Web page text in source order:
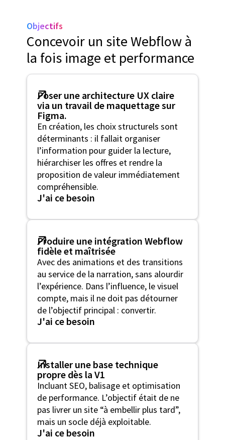
Objectifs
Concevoir un site Webflow à
la fois image et performance
Poser une architecture UX claire
via un travail de maquettage sur
Figma.
En création, les choix structurels sont
déterminants : il fallait organiser
l’information pour guider la lecture,
hiérarchiser les offres et rendre la
proposition de valeur immédiatement
compréhensible.
J'ai ce besoin
Produire une intégration Webflow
fidèle et maîtrisée
Avec des animations et des transitions
au service de la narration, sans alourdir
l’expérience. Dans l’influence, le visuel
compte, mais il ne doit pas détourner
de l’objectif principal : convertir.
J'ai ce besoin
Installer une base technique
propre dès la V1
Incluant SEO, balisage et optimisation
de performance. L’objectif était de ne
pas livrer un site “à embellir plus tard”,
mais un socle déjà exploitable.
J'ai ce besoin